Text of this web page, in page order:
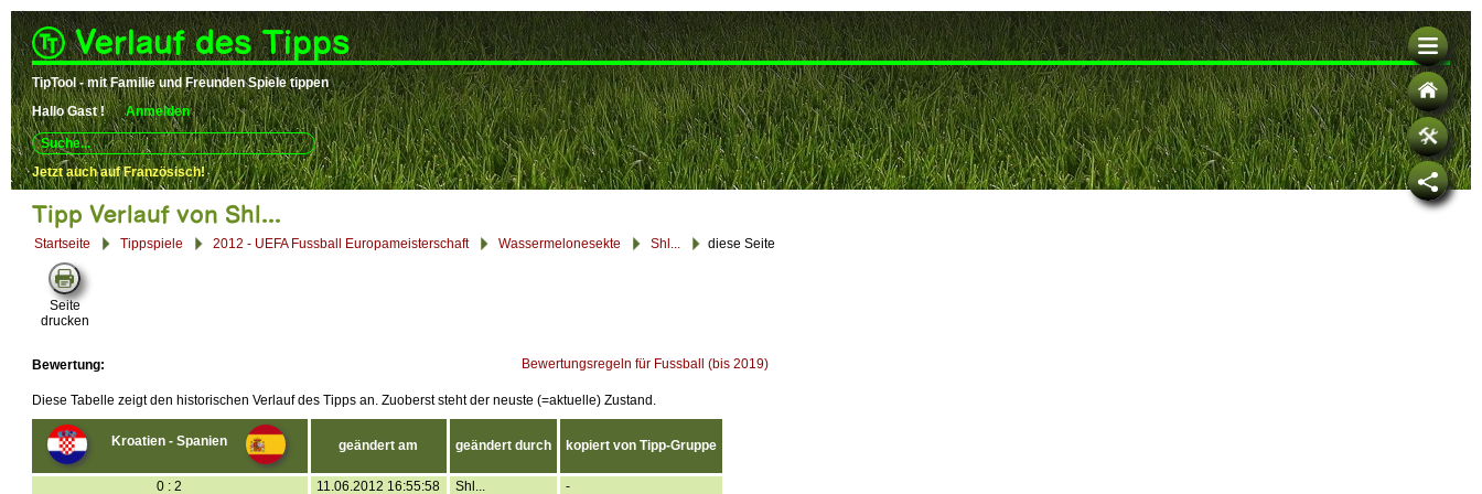
Verlauf des Tipps
TipTool - mit Familie und Freunden Spiele tippen
HalloGast !
Anmelden
Use
up
and
down
available
Touch
devices
touch
Jetzt auch auf Französisch!
Tipp Verlauf von Shl...
Startseite Tippspiele 2012 - UEFA Fussball Europameisterschaft Wassermelonesekte Shl... diese Seite
Seite
drucken
Bewertung: Bewertungsregeln für Fussball (bis 2019)
Diese Tabelle zeigt den historischen Verlauf des Tipps an. Zuoberst steht der neuste (=aktuelle) Zustand.
Kroatien - Spanien geändert am geändert durch kopiert von Tipp-Gruppe
0 : 2 11.06.2012 16:55:58 Shl... -